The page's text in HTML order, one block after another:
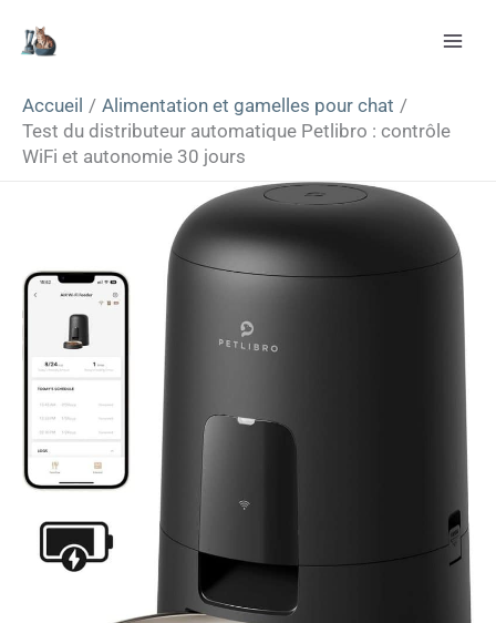
Accueil
Alimentation et gamelles pour chat
Test du distributeur automatique Petlibro : contrôle
WiFi et autonomie 30 jours